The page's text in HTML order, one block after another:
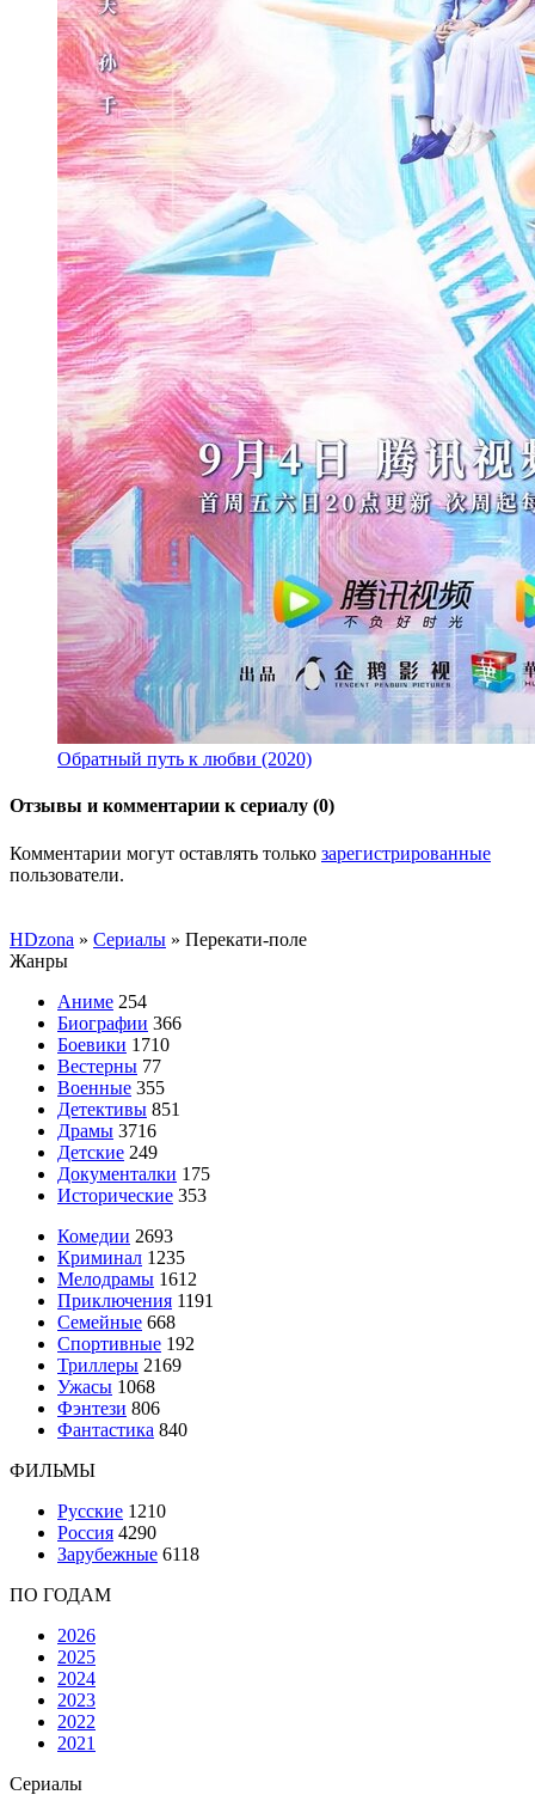
Обратный путь к любви (2020)
Отзывы и комментарии к сериалу (0)
Комментарии могут оставлять только зарегистрированные
пользователи.
HDzona » Сериалы » Перекати-поле
Жанры
Аниме 254
Биографии 366
Боевики 1710
Вестерны 77
Военные 355
Детективы 851
Драмы 3716
Детские 249
Документалки 175
Исторические 353
Комедии 2693
Криминал 1235
Мелодрамы 1612
Приключения 1191
Семейные 668
Спортивные 192
Триллеры 2169
Ужасы 1068
Фэнтези 806
Фантастика 840
ФИЛЬМЫ
Русские 1210
Россия 4290
Зарубежные 6118
ПО ГОДАМ
2026
2025
2024
2023
2022
2021
Сериалы